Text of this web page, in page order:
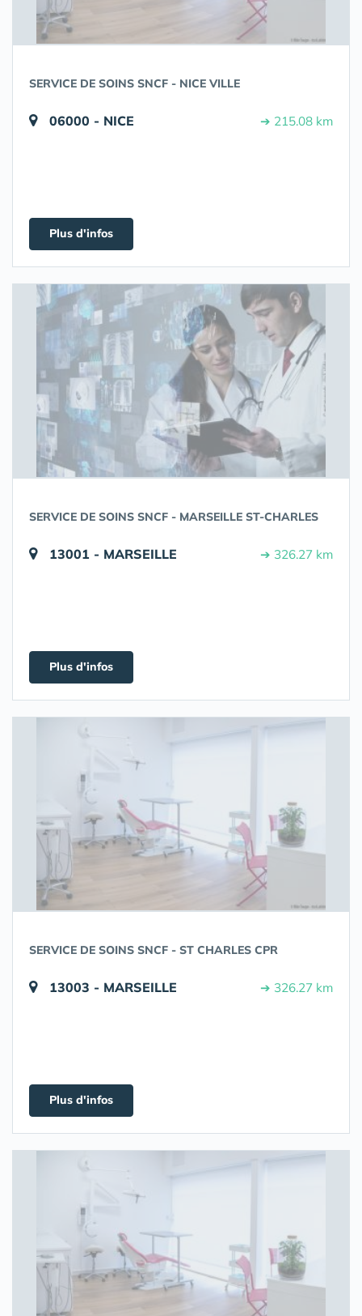
SERVICE DE SOINS SNCF - NICE VILLE
06000 - NICE ➔ 215.08 km
Plus d'infos
SERVICE DE SOINS SNCF - MARSEILLE ST-CHARLES
13001 - MARSEILLE ➔ 326.27 km
Plus d'infos
SERVICE DE SOINS SNCF - ST CHARLES CPR
13003 - MARSEILLE ➔ 326.27 km
Plus d'infos